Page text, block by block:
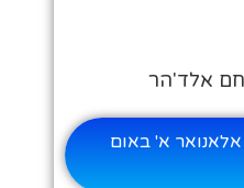
אלד'הר
א' באום